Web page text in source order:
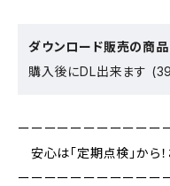
ダウンロード販売の商品
購入後にDL出来ます
ーーーーーーーーーーー
安心は「定期点検」から
ーーーーーーーーーーー